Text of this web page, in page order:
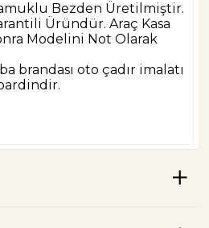
Bezden Üretilmiştir.
Üründür. Araç Kasa
Modelini Not Olarak
brandası oto çadır imalatı